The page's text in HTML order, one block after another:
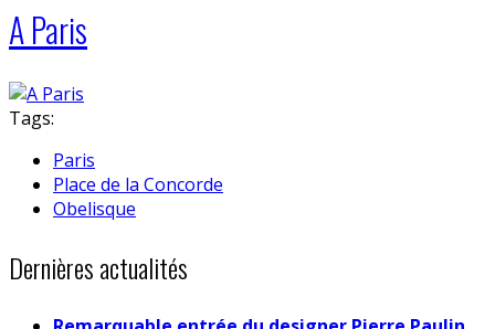
A Paris
Tags:
Paris
Place de la Concorde
Obelisque
Dernières actualités